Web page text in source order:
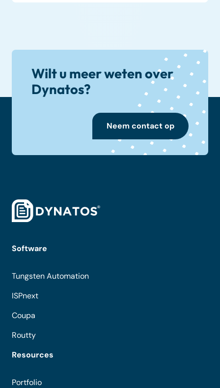
Wilt u meer weten over
Dynatos?
Neem contact op
Software
Tungsten Automation
ISPnext
Coupa
Routty
Resources
Portfolio